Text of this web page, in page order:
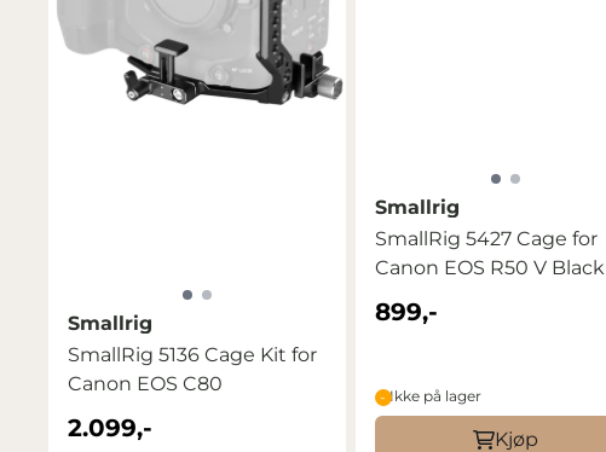
Smallrig
SmallRig 5136 Cage Kit for
Canon EOS C80
2.099,-
Smallrig
SmallRig 5427 Cage for
Canon EOS R50 V Black
899,-
Ikke på lager
Kjøp